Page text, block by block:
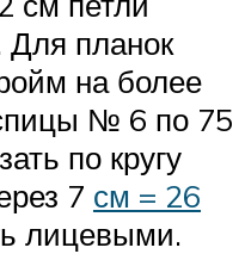
Для планок
на более
№ 6 по 75
по кругу
7 см = 26
лицевыми.